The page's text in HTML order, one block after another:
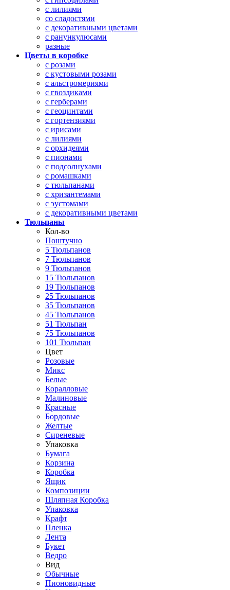
с лилиями
со сладостями
с декоративными цветами
с ранункулюсами
разные
Цветы в коробке
с розами
с кустовыми розами
с альстромериями
с гвоздиками
с герберами
с геоцинтами
с гортензиями
с ирисами
с лилиями
с орхидеями
с пионами
с подсолнухами
с ромашками
с тюльпанами
с хризантемами
с эустомами
с декоративными цветами
Тюльпаны
Кол-во
Поштучно
5 Тюльпанов
7 Тюльпанов
9 Тюльпанов
15 Тюльпанов
19 Тюльпанов
25 Тюльпанов
35 Тюльпанов
45 Тюльпанов
51 Тюльпан
75 Тюльпанов
101 Тюльпан
Цвет
Розовые
Микс
Белые
Коралловые
Малиновые
Красные
Бордовые
Желтые
Сиреневые
Упаковка
Бумага
Корзина
Коробка
Ящик
Композиции
Шляпная Коробка
Упаковка
Крафт
Пленка
Лента
Букет
Ведро
Вид
Обычные
Пионовидные